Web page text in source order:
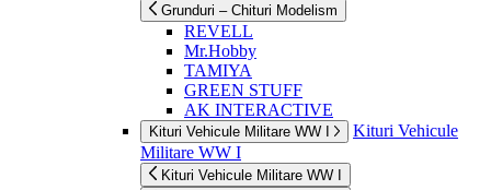
Grunduri – Chituri Modelism
REVELL
Mr.Hobby
TAMIYA
GREEN STUFF
AK INTERACTIVE
Kituri Vehicule Militare WW I
Kituri Vehicule
Militare WW I
Kituri Vehicule Militare WW I